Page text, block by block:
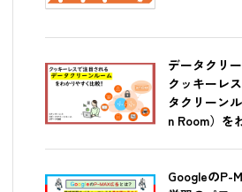
データクリ
クッキーレ
タクリーン
n Room）を
GoogleのP-